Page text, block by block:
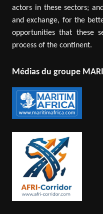
actors in these sectors;
and exchange, for the
opportunities that these
process of the continent.
Médias du groupe